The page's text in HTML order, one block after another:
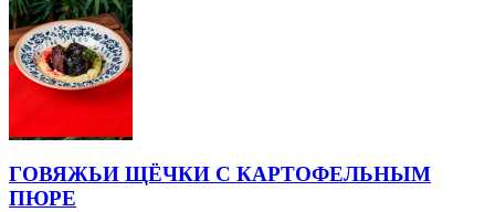
ГОВЯЖЬИ ЩЁЧКИ С КАРТОФЕЛЬНЫМ
ПЮРЕ